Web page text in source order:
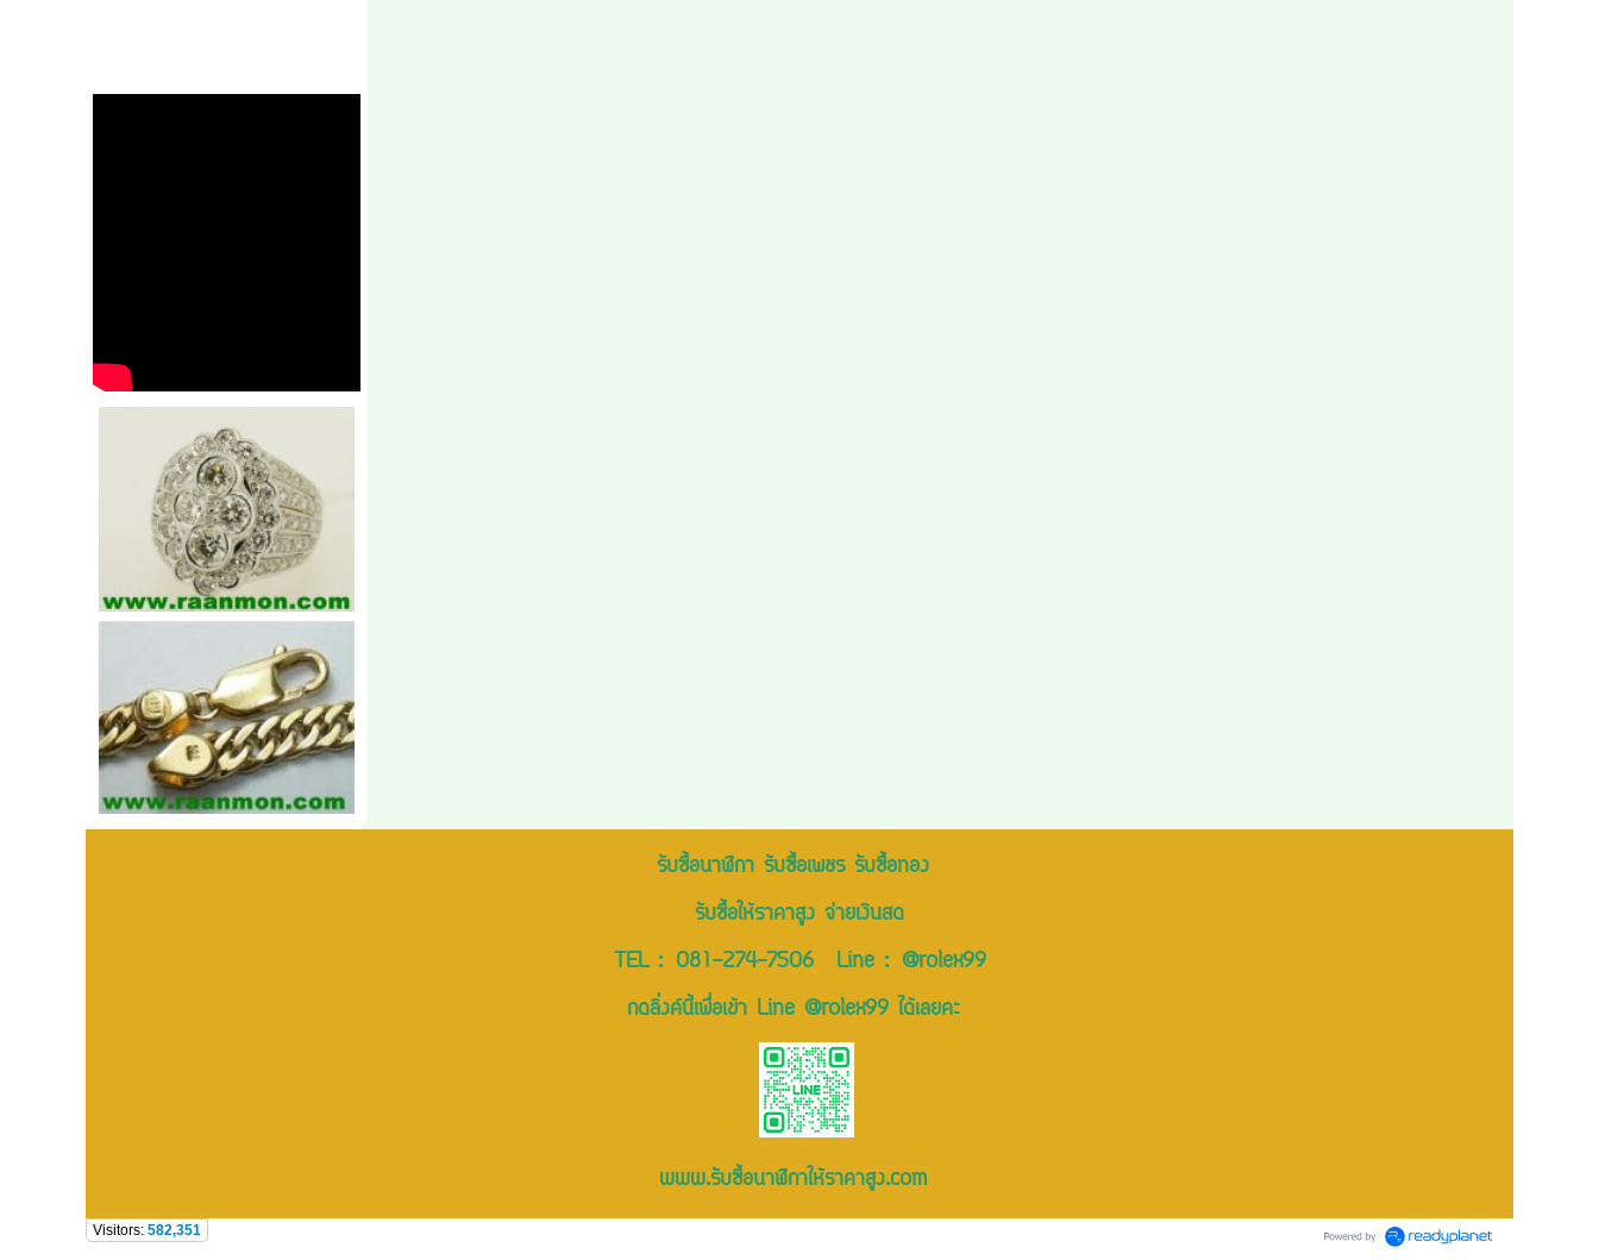
รับซื้อนาฬิกา รับซื้อเพชร รับซื้อทอง
รับซื้อให้ราคาสูง จ่ายเงินสด
TEL : 081-274-7506Line : @rolex99
กดลิ่งค์นี้เพื่อเข้า Line @rolex99 ได้เลยคะ
www.รับซื้อนาฬิกาให้ราคาสูง.com
Visitors: 582,351